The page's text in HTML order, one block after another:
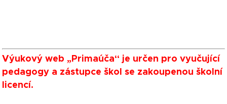
Výukový web „Primaúča“ je určen pro vyučující
pedagogy a zástupce škol se zakoupenou školní
licencí.